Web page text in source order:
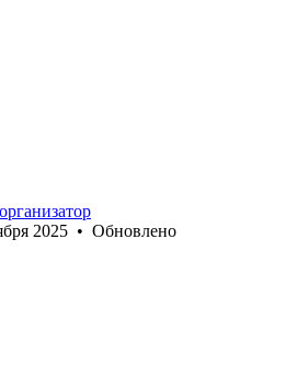
2025 • Обновлено